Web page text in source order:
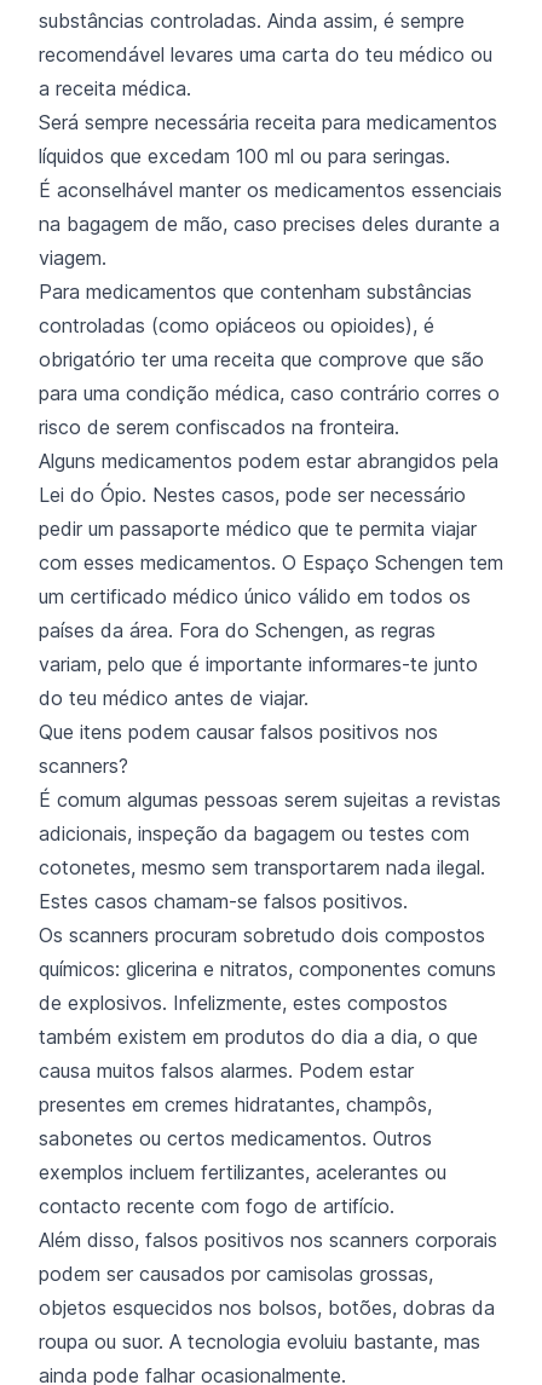
substâncias controladas. Ainda assim, é sempre
recomendável levares uma carta do teu médico ou
a receita médica.
Será sempre necessária receita para medicamentos
líquidos que excedam 100 ml ou para seringas.
É aconselhável manter os medicamentos essenciais
na bagagem de mão, caso precises deles durante a
viagem.
Para medicamentos que contenham substâncias
controladas (como opiáceos ou opioides), é
obrigatório ter uma receita que comprove que são
para uma condição médica, caso contrário corres o
risco de serem confiscados na fronteira.
Alguns medicamentos podem estar abrangidos pela
Lei do Ópio. Nestes casos, pode ser necessário
pedir um passaporte médico que te permita viajar
com esses medicamentos. O Espaço Schengen tem
um certificado médico único válido em todos os
países da área. Fora do Schengen, as regras
variam, pelo que é importante informares-te junto
do teu médico antes de viajar.
Que itens podem causar falsos positivos nos
scanners?
É comum algumas pessoas serem sujeitas a revistas
adicionais, inspeção da bagagem ou testes com
cotonetes, mesmo sem transportarem nada ilegal.
Estes casos chamam-se falsos positivos.
Os scanners procuram sobretudo dois compostos
químicos: glicerina e nitratos, componentes comuns
de explosivos. Infelizmente, estes compostos
também existem em produtos do dia a dia, o que
causa muitos falsos alarmes. Podem estar
presentes em cremes hidratantes, champôs,
sabonetes ou certos medicamentos. Outros
exemplos incluem fertilizantes, acelerantes ou
contacto recente com fogo de artifício.
Além disso, falsos positivos nos scanners corporais
podem ser causados por camisolas grossas,
objetos esquecidos nos bolsos, botões, dobras da
roupa ou suor. A tecnologia evoluiu bastante, mas
ainda pode falhar ocasionalmente.